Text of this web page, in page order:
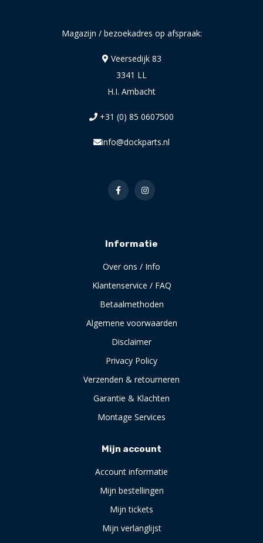
Magazijn / bezoekadres op afspraak:
Veersedijk 83
3341 LL
H.I. Ambacht
+31 (0) 85 0607500
info@dockparts.nl
Informatie
Over ons / Info
Klantenservice / FAQ
Betaalmethoden
Algemene voorwaarden
Disclaimer
Privacy Policy
Verzenden & retourneren
Garantie & Klachten
Montage Services
Mijn account
Account informatie
Mijn bestellingen
Mijn tickets
Mijn verlanglijst